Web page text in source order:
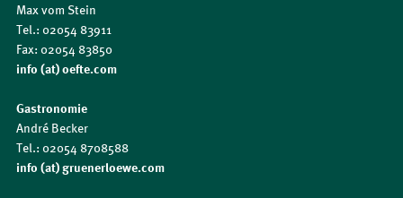
Max vom Stein
Tel.: 02054 83911
Fax: 02054 83850
info (at) oefte.com
Gastronomie
André Becker
Tel.: 02054 8708588
info (at) gruenerloewe.com